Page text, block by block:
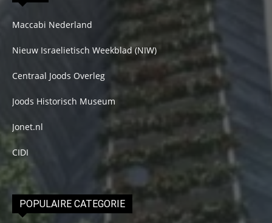
Maccabi Nederland
Nieuw Israelietisch Weekblad (NIW)
Centraal Joods Overleg
Joods Historisch Museum
Jonet.nl
CIDI
POPULAIRE CATEGORIE